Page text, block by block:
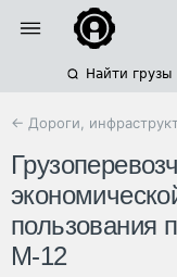
Найти грузы
← Дороги,
пользования
М-12